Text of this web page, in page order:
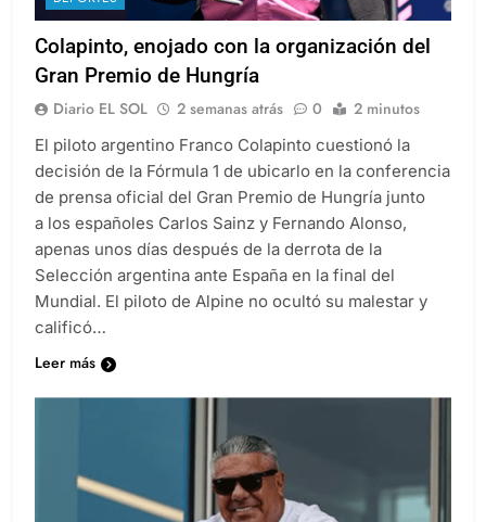
Colapinto, enojado con la organización del
Gran Premio de Hungría
Diario EL SOL 2 semanas atrás 0 2 minutos
El piloto argentino Franco Colapinto cuestionó la
decisión de la Fórmula 1 de ubicarlo en la conferencia
de prensa oficial del Gran Premio de Hungría junto
a los españoles Carlos Sainz y Fernando Alonso,
apenas unos días después de la derrota de la
Selección argentina ante España en la final del
Mundial. El piloto de Alpine no ocultó su malestar y
calificó…
Leer más